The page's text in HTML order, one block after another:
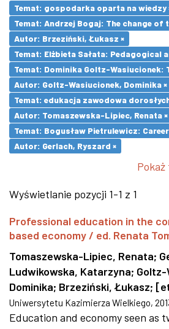
Temat: gospodarka oparta na wiedzy
Temat: Andrzej Bogaj: The change
Autor: Brzeziński, Łukasz ×
Temat: Elżbieta Sałata:
Temat: Dominika Goltz-Wasiucionek:
Autor: Goltz-Wasiucionek, Dominika ×
Temat: edukacja zawodowa
Autor: Tomaszewska-Lipiec, Renata ×
Temat: Bogusław Pietrulewicz:
Autor: Gerlach, Ryszard ×
Wyświetlanie pozycji 1-1 z 1
Professional education in the
based economy / ed. Renata
Tomaszewska-Lipiec, Renata;
Ludwikowska, Katarzyna; Goltz-
Dominika; Brzeziński, Łukasz;
Uniwersytetu Kazimierza Wielkiego,
Education and economy seen as